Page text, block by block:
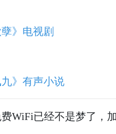
》电视剧
》有声小说
WiFi已经不是梦了，